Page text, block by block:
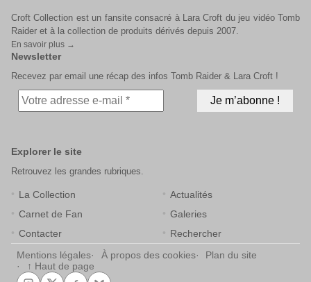
Croft Collection est un fansite consacré à Lara Croft du jeu vidéo Tomb
Raider et à la collection de produits dérivés depuis 2007.
En savoir plus →
Newsletter
Recevez par email une récap des infos Tomb Raider & Lara Croft !
Explorer le site
Retrouvez les grandes rubriques.
La Collection
Actualités
Carnet de Fan
Galeries
Contacter
Rechercher
Mentions légales À propos des cookies
Plan du site
↑ Haut de page